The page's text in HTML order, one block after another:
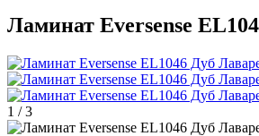
Ламинат Eversense
1 /3